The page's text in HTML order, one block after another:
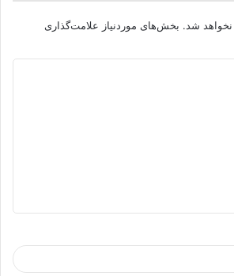
شد. بخش‌های موردنیاز علامت‌گذاری